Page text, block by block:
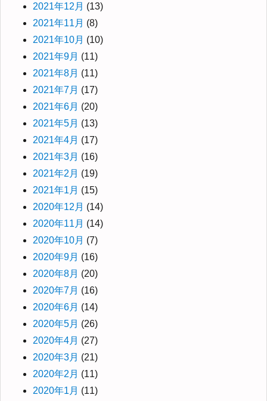
2021年12月 (13)
2021年11月 (8)
2021年10月 (10)
2021年9月 (11)
2021年8月 (11)
2021年7月 (17)
2021年6月 (20)
2021年5月 (13)
2021年4月 (17)
2021年3月 (16)
2021年2月 (19)
2021年1月 (15)
2020年12月 (14)
2020年11月 (14)
2020年10月 (7)
2020年9月 (16)
2020年8月 (20)
2020年7月 (16)
2020年6月 (14)
2020年5月 (26)
2020年4月 (27)
2020年3月 (21)
2020年2月 (11)
2020年1月 (11)